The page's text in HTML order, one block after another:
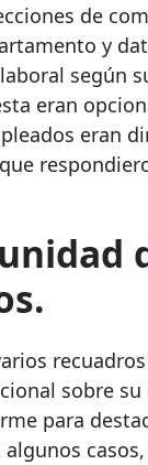
de
y
según
eran
eran
sobre
para